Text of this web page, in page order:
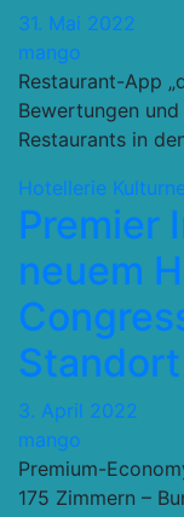
31. Mai 2022
mango
Restaurant-App
Bewertungen
Restaurants in
Hotellerie
Premier
neuem
3. April 2022
mango
Premium-
175 Zimmern –